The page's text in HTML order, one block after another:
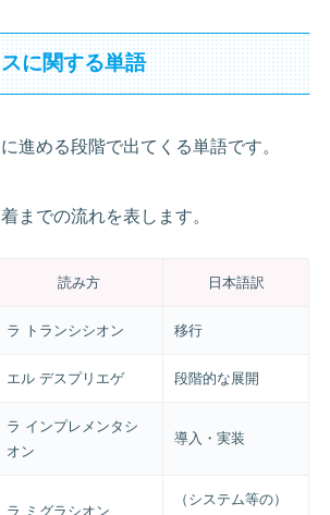
に関する単語
進める段階で出てくる単語です。
までの流れを表します。
読み方 日本語訳
ラ トランシシオン 移行
エル デスプリエゲ 段階的な展開
ラ インプレメンタシ
オン
導入・実装
ラ ミグラシオン
（システム等の）